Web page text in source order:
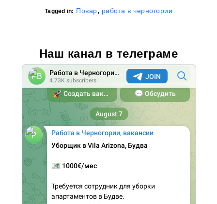
Tagged in: Повар, работа в черногории
Наш канал в телеграме